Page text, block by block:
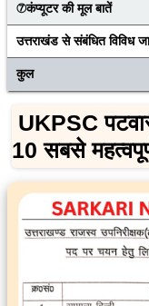
⑦कंप्यूटर की मूल बातें
उत्तराखंड से संबंधित विविध
कुल
UKPSC
10 सबसे